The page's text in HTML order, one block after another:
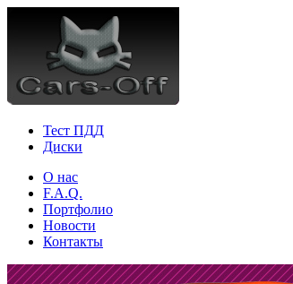
Тест ПДД
Диски
О нас
F.A.Q.
Портфолио
Новости
Контакты